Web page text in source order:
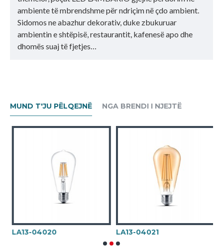
ambiente të mbrendshme për ndriçim në çdo ambient.
Sidomos ne abazhur dekorativ, duke zbukuruar
ambientin e shtëpisë, restaurantit, kafenesë apo dhe
dhomës suaj të fjetjes…
MUND T'JU PËLQEJNË NGA BRENDI I NJEJTË
LA13-04020 LA13-04021